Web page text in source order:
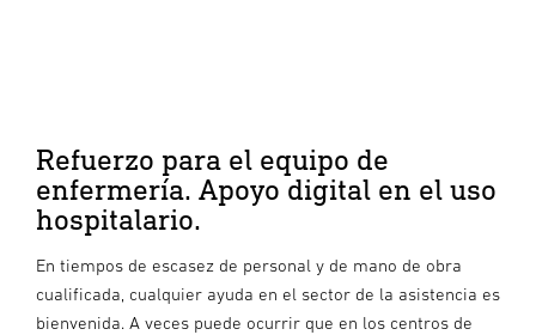
Refuerzo para el equipo de
enfermería. Apoyo digital en el uso
hospitalario.
En tiempos de escasez de personal y de mano de obra
cualificada, cualquier ayuda en el sector de la asistencia es
bienvenida. A veces puede ocurrir que en los centros de